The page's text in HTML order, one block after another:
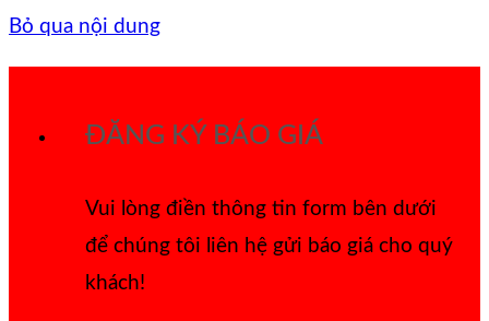
Bỏ qua nội dung
ĐĂNG KÝ BÁO GIÁ
Vui lòng điền thông tin form bên dưới
để chúng tôi liên hệ gửi báo giá cho quý
khách!